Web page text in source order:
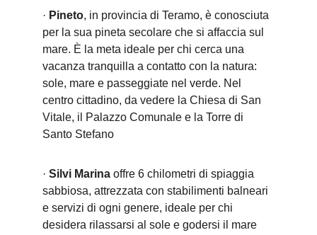
· Pineto, in provincia di Teramo, è conosciuta
per la sua pineta secolare che si affaccia sul
mare. È la meta ideale per chi cerca una
vacanza tranquilla a contatto con la natura:
sole, mare e passeggiate nel verde. Nel
centro cittadino, da vedere la Chiesa di San
Vitale, il Palazzo Comunale e la Torre di
Santo Stefano
· Silvi Marina offre 6 chilometri di spiaggia
sabbiosa, attrezzata con stabilimenti balneari
e servizi di ogni genere, ideale per chi
desidera rilassarsi al sole e godersi il mare